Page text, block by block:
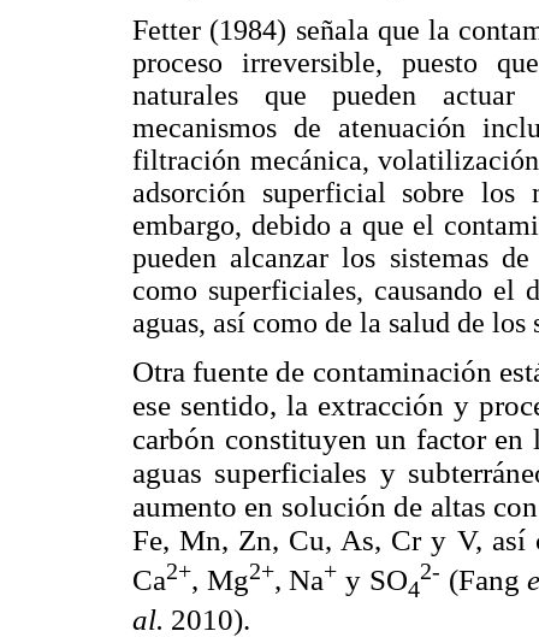
Fetter (1984) señala que la
proceso irreversible, puesto
naturales que pueden
mecanismos de atenuación
filtración mecánica,
adsorción superficial sobre los
embargo, debido a que el
pueden alcanzar los sistemas
como superficiales, causando el
aguas, así como de la salud de los
Otra fuente de contaminación
ese sentido, la extracción y
carbón constituyen un factor en
aguas superficiales y
aumento en solución de altas
Fe, Mn, Zn, Cu, As, Cr y V, así
Ca2+, Mg2+, Na+ y SO4
2- (Fang
al. 2010).